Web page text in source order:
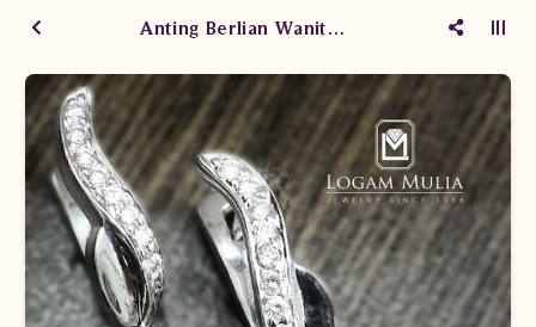
Anting Berlian Wanita KAS003 005.RI sstN